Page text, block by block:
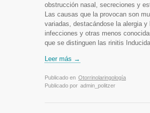
obstrucción nasal, secreciones y
Las causas que la provocan son
variadas, destacándose la alergia y
infecciones y otras menos
que se distinguen las rinitis
Leer más →
Publicado en Otorrinolaringología
Publicado por admin_politzer